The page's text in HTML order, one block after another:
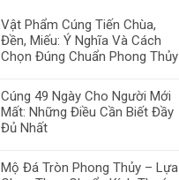
Vật Phẩm Cúng Tiến Chùa,
Đền, Miếu: Ý Nghĩa Và Cách
Chọn Đúng Chuẩn Phong Thủy
Cúng 49 Ngày Cho Người Mới
Mất: Những Điều Cần Biết Đầy
Đủ Nhất
Mộ Đá Tròn Phong Thủy – Lựa